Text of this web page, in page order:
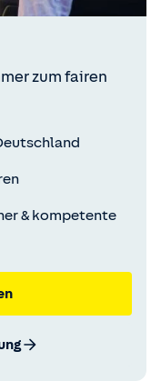
zum fairen
& kompetente